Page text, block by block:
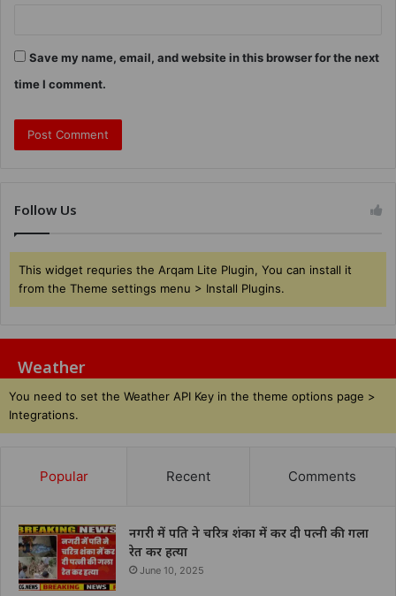
Save my name, email, and website in this browser for the next
time I comment.
Follow Us
This widget requries the Arqam Lite Plugin, You can install it
from the Theme settings menu > Install Plugins.
Weather
You need to set the Weather API Key in the theme options page >
Integrations.
Popular Recent Comments
नगरी में पति ने चरित्र शंका में कर दी पत्नी की गला
रेत कर हत्या
June 10, 2025